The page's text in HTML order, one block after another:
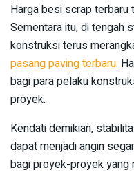
Harga besi scrap terbaru
Sementara itu, di tengah
konstruksi terus
pasang paving terbaru.
bagi para pelaku
proyek.
Kendati demikian,
dapat menjadi angin
bagi proyek-proyek yang